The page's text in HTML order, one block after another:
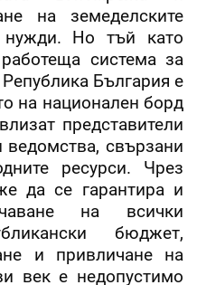
на земеделските
нужди. Но тъй като
система за
България е
на национален борд
представители
ведомства, свързани
ресурси. Чрез
да се гарантира и
на всички
бюджет,
и привличане на
век е недопустимо